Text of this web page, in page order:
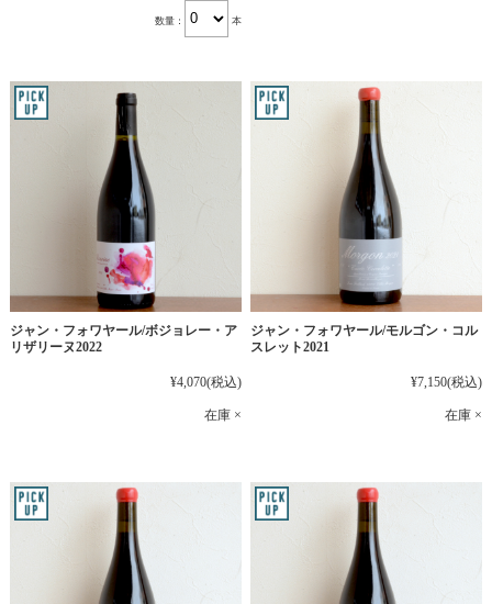
数量： 本
ジャン・フォワヤール/ボジョレー・ア
リザリーヌ2022
¥4,070(税込)
在庫 ×
ジャン・フォワヤール/モルゴン・コル
スレット2021
¥7,150(税込)
在庫 ×